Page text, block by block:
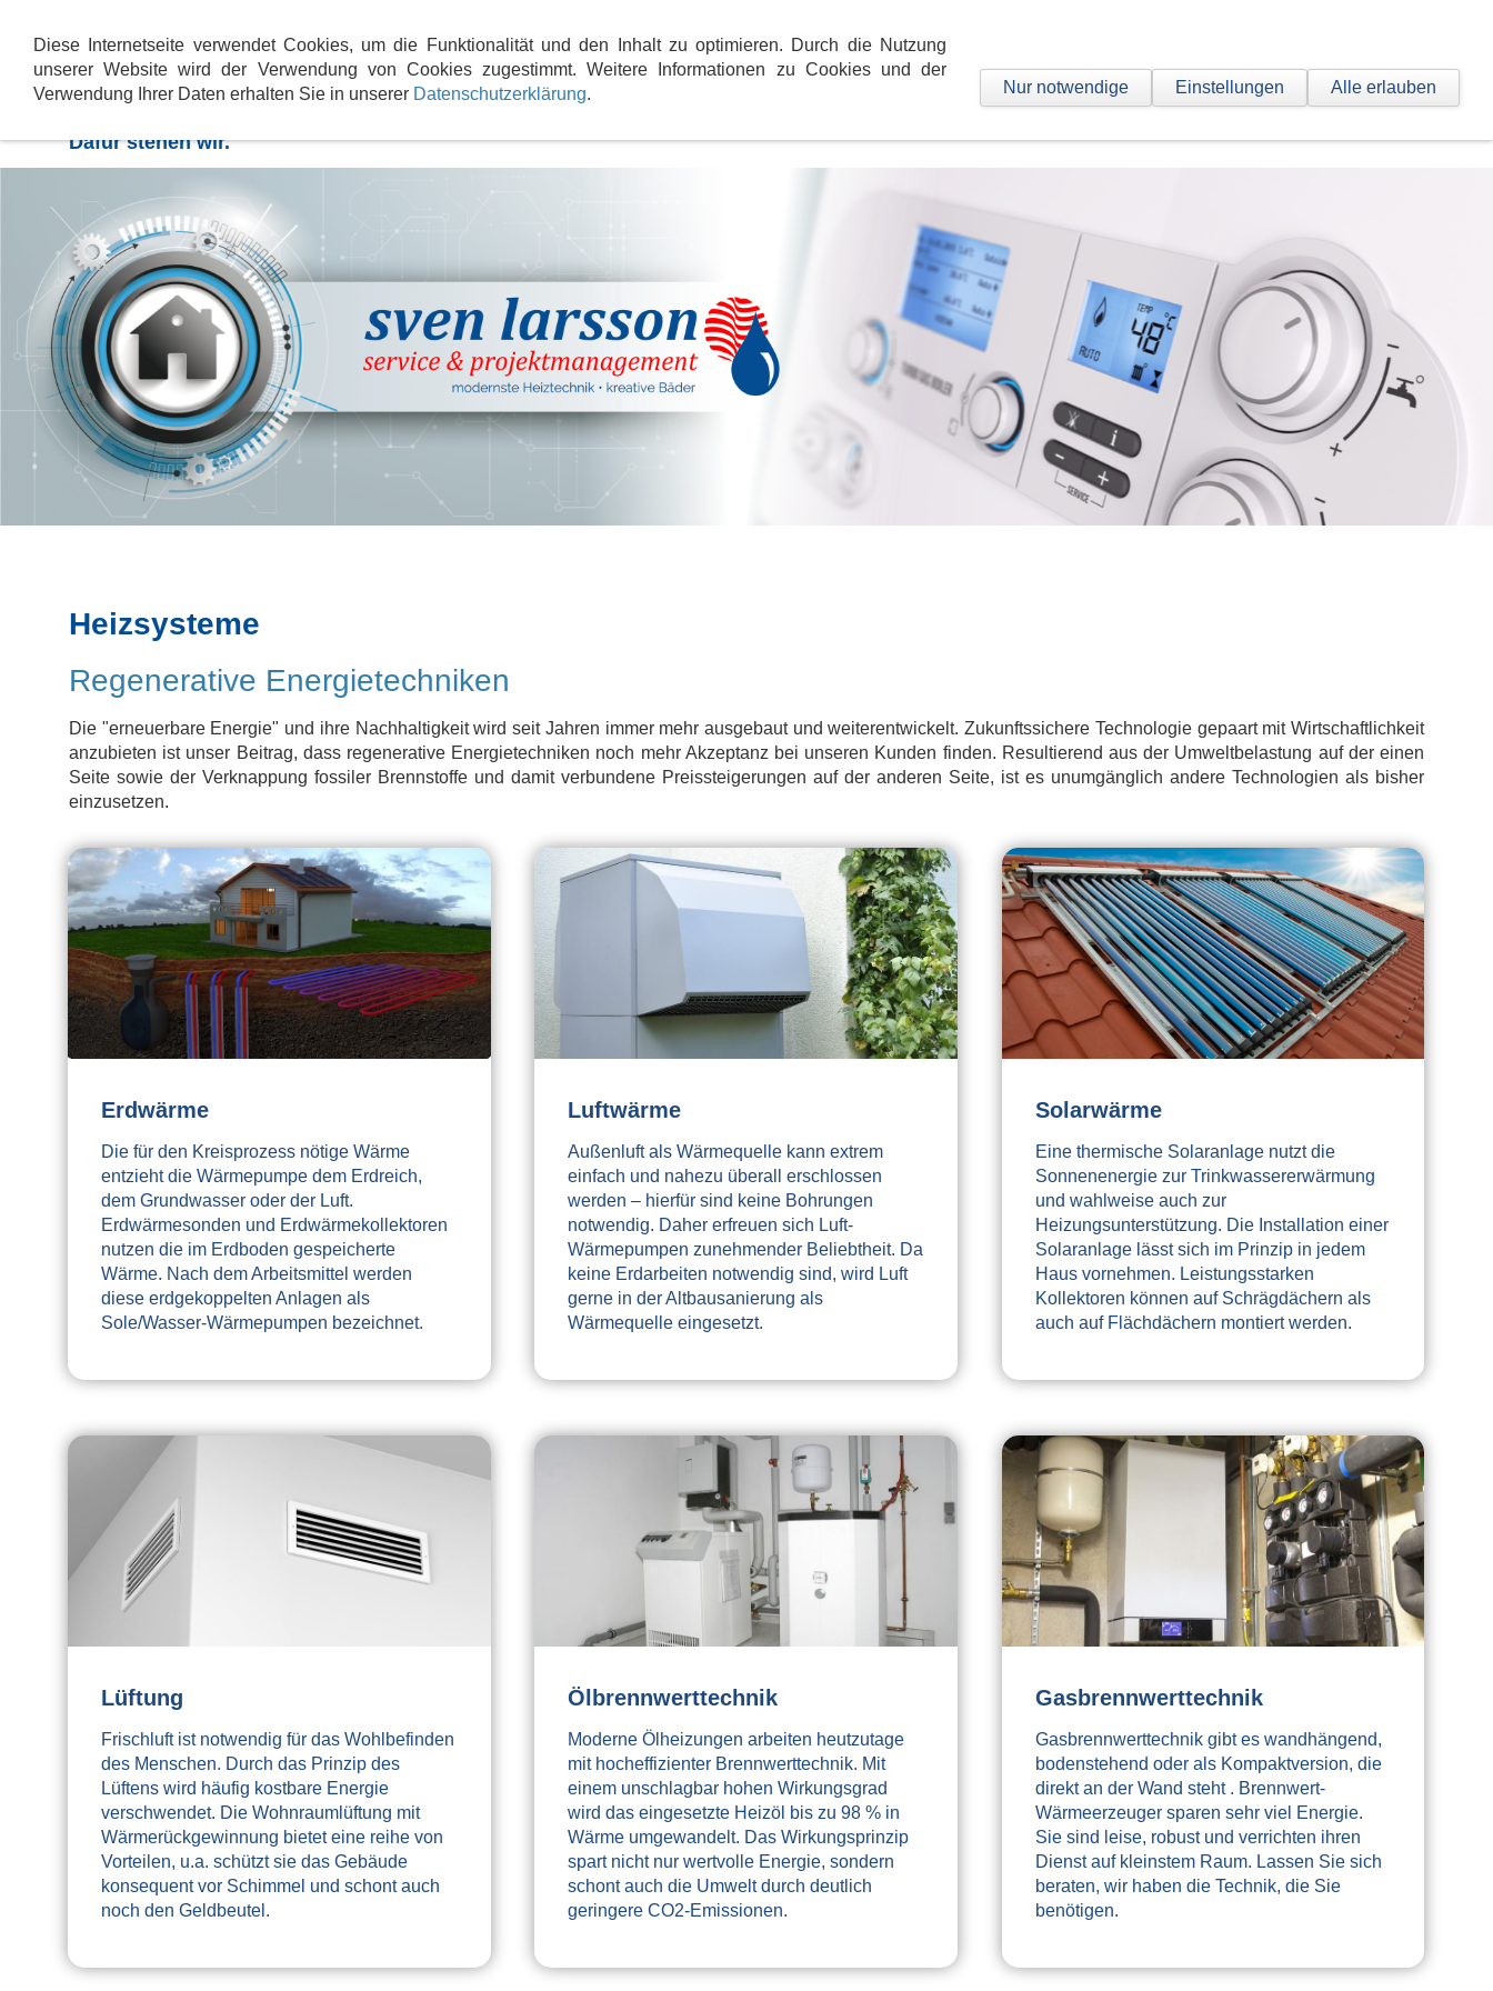
Innovationen für erhöhte Wirtschaftlichkeit und Umweltschutz.
Dafür stehen wir.
Heizsysteme
Regenerative Energietechniken
Die "erneuerbare Energie" und ihre Nachhaltigkeit wird seit Jahren immer mehr ausgebaut und weiterentwickelt. Zukunftssichere Technologie gepaart mit Wirtschaftlichkeit
anzubieten ist unser Beitrag, dass regenerative Energietechniken noch mehr Akzeptanz bei unseren Kunden finden. Resultierend aus der Umweltbelastung auf der einen
Seite sowie der Verknappung fossiler Brennstoffe und damit verbundene Preissteigerungen auf der anderen Seite, ist es unumgänglich andere Technologien als bisher
einzusetzen.
Erdwärme
Die für den Kreisprozess nötige Wärme
entzieht die Wärmepumpe dem Erdreich,
dem Grundwasser oder der Luft.
Erdwärmesonden und Erdwärmekollektoren
nutzen die im Erdboden gespeicherte
Wärme. Nach dem Arbeitsmittel werden
diese erdgekoppelten Anlagen als
Sole/Wasser-Wärmepumpen bezeichnet.
Luftwärme
Außenluft als Wärmequelle kann extrem
einfach und nahezu überall erschlossen
werden – hierfür sind keine Bohrungen
notwendig. Daher erfreuen sich Luft-
Wärmepumpen zunehmender Beliebtheit. Da
keine Erdarbeiten notwendig sind, wird Luft
gerne in der Altbausanierung als
Wärmequelle eingesetzt.
Solarwärme
Eine thermische Solaranlage nutzt die
Sonnenenergie zur Trinkwassererwärmung
und wahlweise auch zur
Heizungsunterstützung. Die Installation einer
Solaranlage lässt sich im Prinzip in jedem
Haus vornehmen. Leistungsstarken
Kollektoren können auf Schrägdächern als
auch auf Flächdächern montiert werden.
Lüftung
Frischluft ist notwendig für das Wohlbefinden
des Menschen. Durch das Prinzip des
Lüftens wird häufig kostbare Energie
verschwendet. Die Wohnraumlüftung mit
Wärmerückgewinnung bietet eine reihe von
Vorteilen, u.a. schützt sie das Gebäude
konsequent vor Schimmel und schont auch
noch den Geldbeutel.
Ölbrennwerttechnik
Moderne Ölheizungen arbeiten heutzutage
mit hocheffizienter Brennwerttechnik. Mit
einem unschlagbar hohen Wirkungsgrad
wird das eingesetzte Heizöl bis zu 98 % in
Wärme umgewandelt. Das Wirkungsprinzip
spart nicht nur wertvolle Energie, sondern
schont auch die Umwelt durch deutlich
geringere CO2-Emissionen.
Gasbrennwerttechnik
Gasbrennwerttechnik gibt es wandhängend,
bodenstehend oder als Kompaktversion, die
direkt an der Wand steht . Brennwert­
Wärmeerzeuger sparen sehr viel Energie.
Sie sind leise, robust und verrichten ihren
Dienst auf kleinstem Raum. Lassen Sie sich
beraten, wir haben die Technik, die Sie
benötigen.
Diese Internetseite verwendet Cookies, um die Funktionalität und den Inhalt zu optimieren. Durch die Nutzung
unserer Website wird der Verwendung von Cookies zugestimmt. Weitere Informationen zu Cookies und der
Verwendung Ihrer Daten erhalten Sie in unserer Datenschutzerklärung. Nur notwendige Einstellungen Alle erlauben